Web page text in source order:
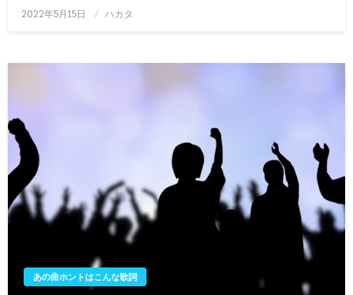
投
2022年5月15日 ハカタ
あの曲ホントはこんな歌詞